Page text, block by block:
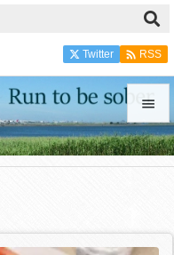



Twitter  RSS